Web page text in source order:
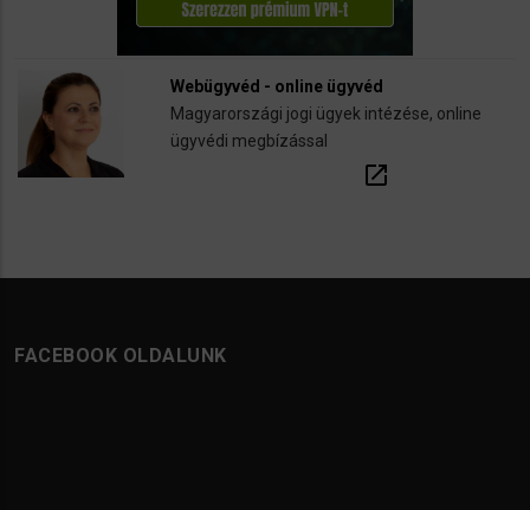
Webügyvéd - online ügyvéd
Magyarországi jogi ügyek intézése, online
ügyvédi megbízással
open_in_new
FACEBOOK OLDALUNK